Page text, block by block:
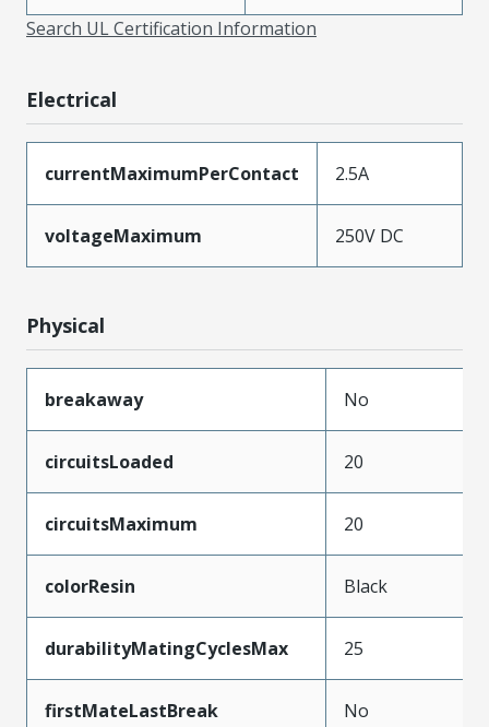
Search UL Certification Information
Electrical
currentMaximumPerContact 2.5A
voltageMaximum 250V DC
Physical
breakaway No
circuitsLoaded 20
circuitsMaximum 20
colorResin Black
durabilityMatingCyclesMax 25
firstMateLastBreak No